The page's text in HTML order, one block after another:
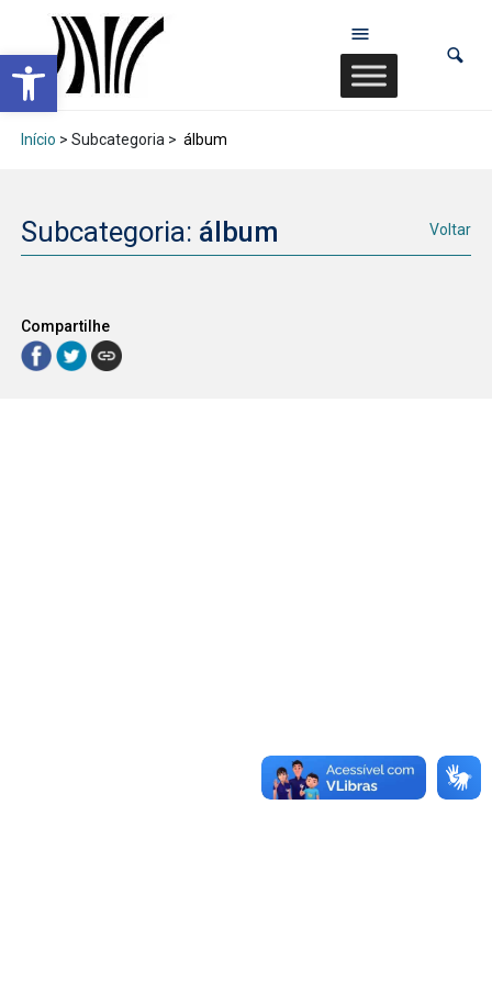
Abrir a barra de ferramentas
Início > Subcategoria > álbum
Subcategoria: álbum Voltar
Compartilhe